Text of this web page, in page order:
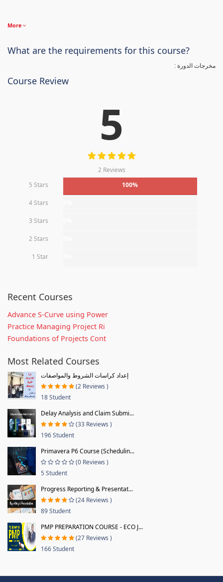
More
What are the requirements for this course?
مخرجات الدورة :
Course Review
5
2 Reviews
5 Stars
100%
4 Stars
3 Stars
2 Stars
1 Star
Recent Courses
Advance S-Curve using Power
Practice Managing Project Ri
Foundations of Projects Cont
Most Related Courses
إعداد كراسات الشروط والمواصفات
(2 Reviews )
18 Student
Delay Analysis and Claim Submi...
(33 Reviews )
196 Student
Primavera P6 Course (Schedulin...
(0 Reviews )
5 Student
Progress Reporting & Presentat...
(24 Reviews )
89 Student
PMP PREPARATION COURSE - ECO J...
(27 Reviews )
166 Student